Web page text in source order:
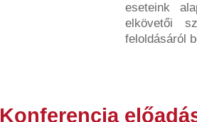
eseteink
elkövetői
feloldásáról
Konferencia